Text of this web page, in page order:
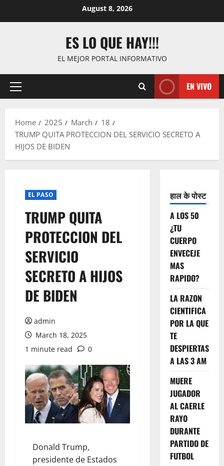
August 8, 2026
ES LO QUE HAY!!!
EL MEJOR PORTAL INFORMATIVO
Primary
EN VIVO
Home 2025 March
18
TRUMP QUITA PROTECCION DEL SERVICIO SECRETO A
HIJOS DE BIDEN
EL PASO
TRUMP QUITA
PROTECCION DEL
SERVICIO
SECRETO A HIJOS
DE BIDEN
admin
March 18, 2025
1 minute read
0
Donald Trump,
presidente de Estados
हाल के पोस्ट
A LOS 50
¿TU
CUERPO
ENVECEJE
MAS
RAPIDO?
LA RAZON
CIENTIFICA
POR LA QUE
TE
DESPIERTAS
A LAS 3 AM
MUERE
JUGADOR
AL CAERLE
RAYO
DURANTE
PARTIDO DE
FUTBOL